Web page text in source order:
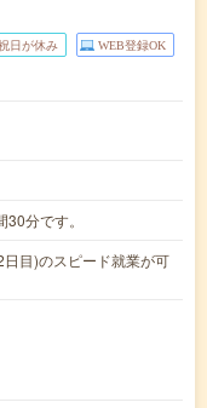
日が休み WEB登録OK
分です。
目)のスピード就業が可